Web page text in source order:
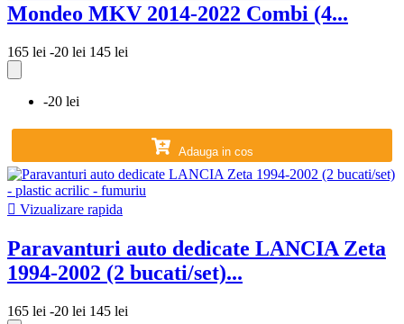
Mondeo MKV 2014-2022 Combi (4...
165 lei -20 lei 145 lei
-20 lei
Adauga in cos
 Vizualizare rapida
Paravanturi auto dedicate LANCIA Zeta
1994-2002 (2 bucati/set)...
165 lei -20 lei 145 lei